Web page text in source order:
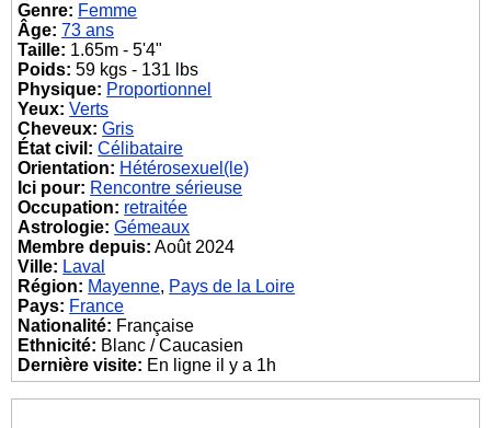
Genre: Femme
Âge: 73 ans
Taille: 1.65m - 5'4"
Poids: 59 kgs - 131 lbs
Physique: Proportionnel
Yeux: Verts
Cheveux: Gris
État civil: Célibataire
Orientation: Hétérosexuel(le)
Ici pour: Rencontre sérieuse
Occupation: retraitée
Astrologie: Gémeaux
Membre depuis: Août 2024
Ville: Laval
Région: Mayenne, Pays de la Loire
Pays: France
Nationalité: Française
Ethnicité: Blanc / Caucasien
Dernière visite: En ligne il y a 1h